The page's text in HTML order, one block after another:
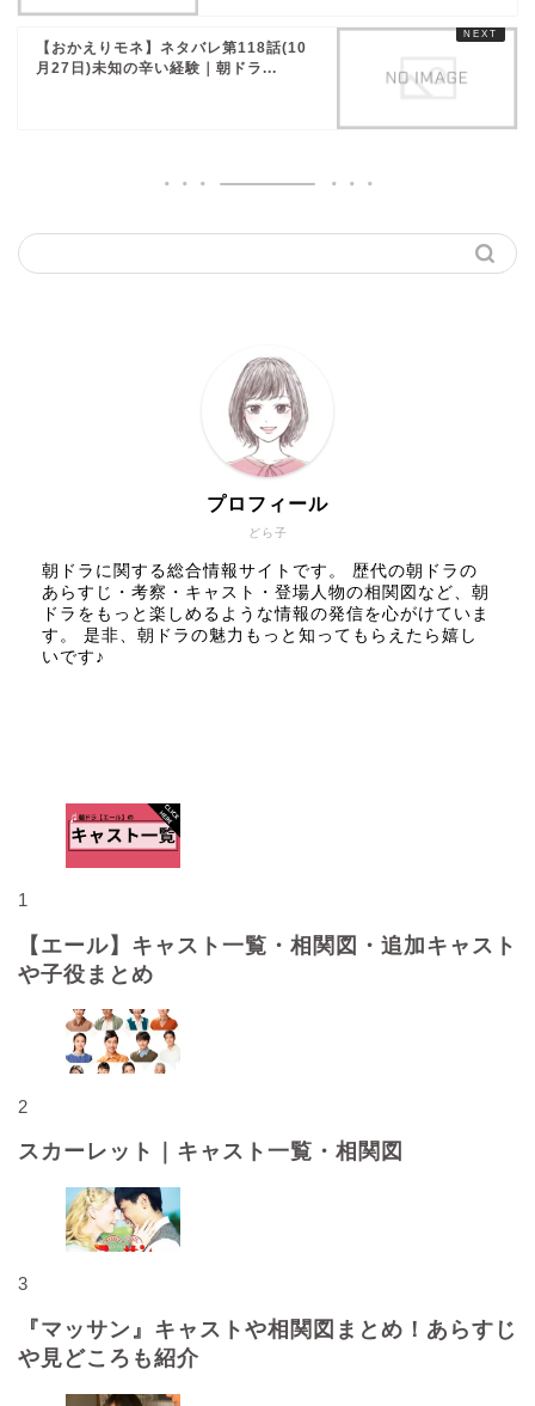
【おかえりモネ】ネタバレ第118話(10
月27日)未知の辛い経験｜朝ドラ...
どら子
プロフィール
朝ドラに関する総合情報サイトです。 歴代の朝ドラの
あらすじ・考察・キャスト・登場人物の相関図など、朝
ドラをもっと楽しめるような情報の発信を心がけていま
す。 是非、朝ドラの魅力もっと知ってもらえたら嬉し
いです♪
1
【エール】キャスト一覧・相関図・追加キャスト
や子役まとめ
2
スカーレット｜キャスト一覧・相関図
3
『マッサン』キャストや相関図まとめ！あらすじ
や見どころも紹介